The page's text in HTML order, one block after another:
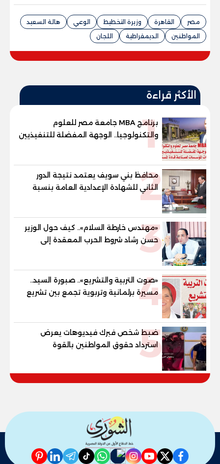
مصر القاهرة وزيرة التخطيط الوعي
هالة السعيد
المواطنين
الديمقراطية اللجان
الأكثر قراءة
1
برنامج MBA جامعة مصر للعلوم
والتكنولوجيا.. الوجهة المفضلة للتنفيذيين
وقيادات المؤسسات لصناعة قادة
2
محافظ بني سويف يعتمد نتيجة الدور
الثاني للشهادة الإعدادية العامة بنسبة
والنور للمكفوفين
3
«مهندس خارطة السلام».. كيف حول الوزير
حسن رشاد شروط الحرب المعقدة إلى
"خارطة طريق" للانسحاب والإعمار؟
4
«صوت التربية والتشريع».. صبورة السيد..
مسيرة برلمانية وتربوية تجمع بين تشريع
القوانين وصناعة الأجيال لبناء الإنسان
5
ضبط شخص فبرك فيديوهات يعرض
استرداد حقوق المواطنين بالقوة
facebook
twitter
youtube
instagram
nabd
whatsapp
tiktok
telegram
linkedin
pinterest